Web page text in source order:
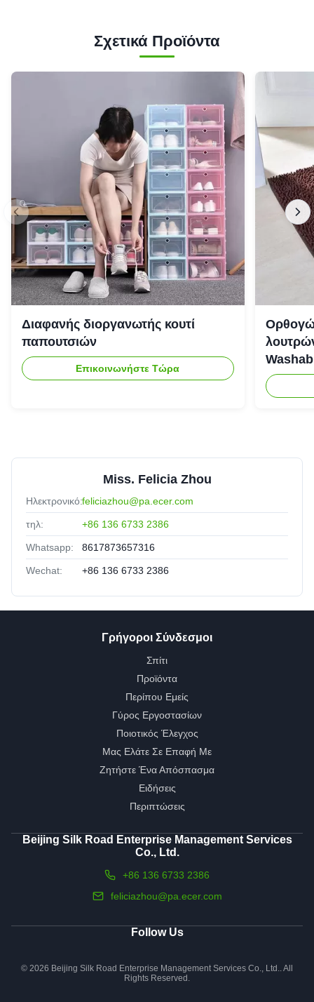
Σχετικά Προϊόντα
Διαφανής διοργανωτής κουτί
παπουτσιών
Επικοινωνήστε Τώρα
Miss. Felicia Zhou
Ηλεκτρονικό:feliciazhou@pa.ecer.com
τηλ: +86 136 6733 2386
Whatsapp: 8617873657316
Wechat: +86 136 6733 2386
Γρήγοροι Σύνδεσμοι
Σπίτι
Προϊόντα
Περίπου Εμείς
Γύρος Εργοστασίων
Ποιοτικός Έλεγχος
Μας Ελάτε Σε Επαφή Με
Ζητήστε Ένα Απόσπασμα
Ειδήσεις
Περιπτώσεις
Beijing Silk Road Enterprise Management Services
Co., Ltd.
+86 136 6733 2386
feliciazhou@pa.ecer.com
Follow Us
© 2026 Beijing Silk Road Enterprise Management Services Co., Ltd.. All
Rights Reserved.